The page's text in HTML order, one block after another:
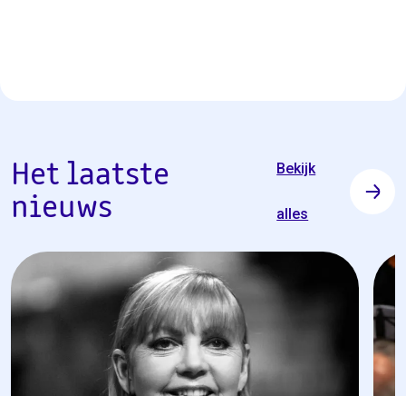
Het laatste
nieuws
Bekijk
alles